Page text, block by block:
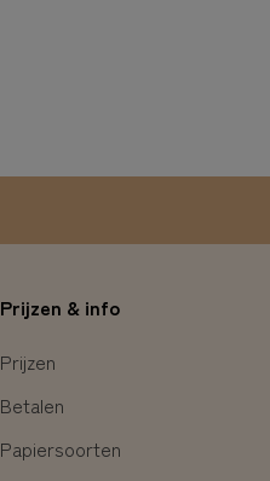
Prijzen & info
Prijzen
Betalen
Papiersoorten